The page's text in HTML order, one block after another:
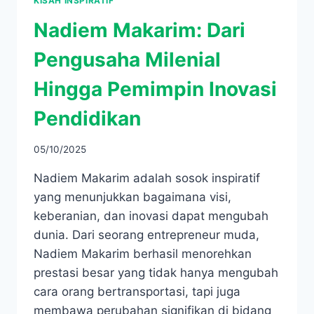
Nadiem Makarim: Dari
Pengusaha Milenial
Hingga Pemimpin Inovasi
Pendidikan
05/10/2025
Nadiem Makarim adalah sosok inspiratif
yang menunjukkan bagaimana visi,
keberanian, dan inovasi dapat mengubah
dunia. Dari seorang entrepreneur muda,
Nadiem Makarim berhasil menorehkan
prestasi besar yang tidak hanya mengubah
cara orang bertransportasi, tapi juga
membawa perubahan signifikan di bidang